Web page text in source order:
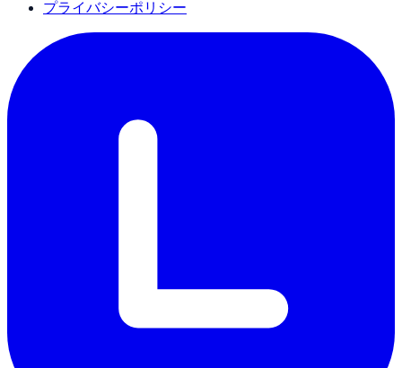
プライバシーポリシー